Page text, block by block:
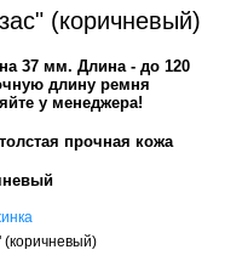
(коричневый)
37 мм. Длина - до 120
длину ремня
у менеджера!
прочная кожа
(коричневый)